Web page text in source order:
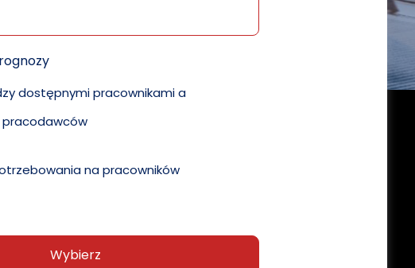
dostępnymi pracownikami a
na pracowników
Wybierz